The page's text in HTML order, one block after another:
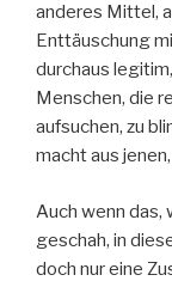
anderes Mittel,
Enttäuschung
durchaus
Menschen, die
aufsuchen, zu
macht aus
Auch wenn das,
geschah, in
doch nur eine